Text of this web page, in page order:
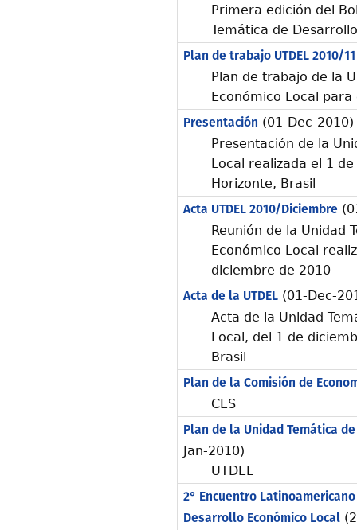
Primera edición del
Temática de
Plan de trabajo UTDEL 2010/11
Plan de trabajo de la
Económico Local
Presentación (01-Dec-2010)
Presentación de la
Local realizada el 1
Horizonte, Brasil
Acta UTDEL 2010/Diciembre
Reunión de la Unidad
Económico Local
diciembre de 2010
Acta de la UTDEL(01-Dec-
Acta de la Unidad
Local, del 1 de
Brasil
Plan de la Comisión de
CES
Plan de la Unidad Temática
Jan-2010)
UTDEL
2° Encuentro
Desarrollo Económico Local